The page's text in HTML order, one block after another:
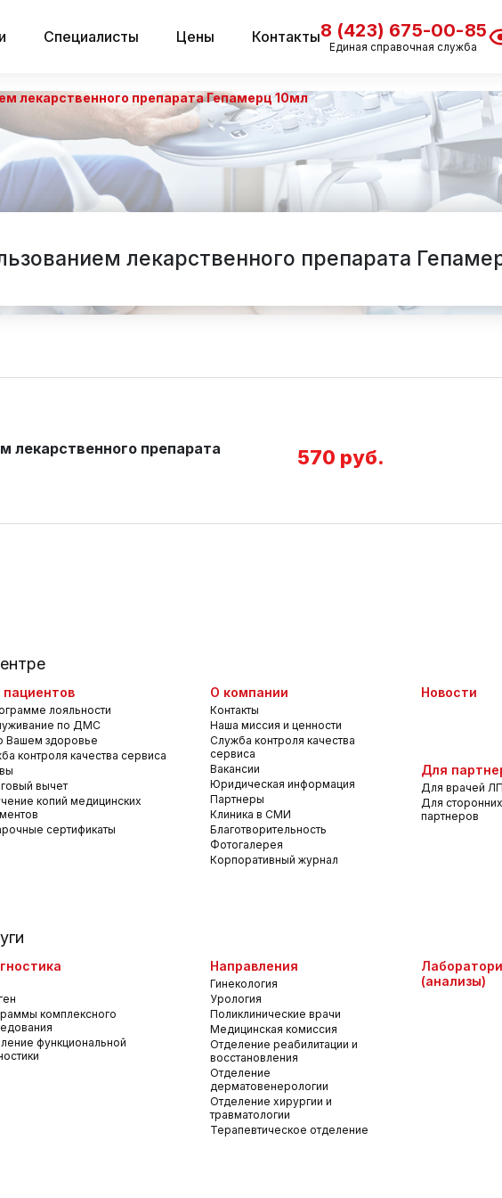
Специалисты Цены Контакты8 (423) 675-00-85
Единая справочная служба
лекарственного препарата Гепамерц 10мл
лекарственного препарата
лекарственного препарата
570 руб.
лояльности
по ДМС
Вашем здоровье
контроля качества сервиса
вычет
копий медицинских
сертификаты
О компании
Контакты
Наша миссия и ценности
Служба контроля качества
сервиса
Вакансии
Юридическая информация
Партнеры
Клиника в СМИ
Благотворительность
Фотогалерея
Корпоративный журнал
Новости
Для
Для врачей
Для сторонних
партнеров
комплексного
функциональной
Направления
Гинекология
Урология
Поликлинические врачи
Медицинская комиссия
Отделение реабилитации и
восстановления
Отделение
дерматовенерологии
Отделение хирургии и
травматологии
Терапевтическое отделение
(анализы)